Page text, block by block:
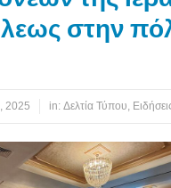
στην
2025 in:Δελτία Τύπου